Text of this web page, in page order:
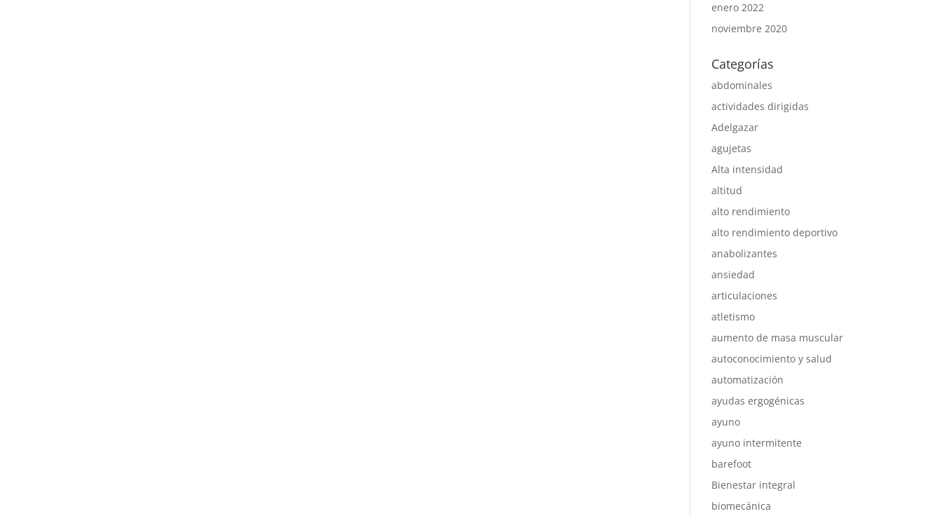
enero 2022
noviembre 2020
Categorías
abdominales
actividades dirigidas
Adelgazar
agujetas
Alta intensidad
altitud
alto rendimiento
alto rendimiento deportivo
anabolizantes
ansiedad
articulaciones
atletismo
aumento de masa muscular
autoconocimiento y salud
automatización
ayudas ergogénicas
ayuno
ayuno intermitente
barefoot
Bienestar integral
biomecánica